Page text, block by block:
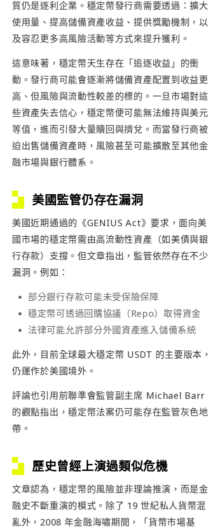
質仍是逐利企業。穩定幣發行商需要透過：擴大
使用量、提高儲備資產收益、提供獎勵機制，以
及容忍更多高風險活動等方式來提升獲利。
這意味著，穩定幣天生存在「追逐收益」的衝
動。發行商可能會逐漸將儲備資產配置到收益更
高、但風險與流動性較差的標的。一旦市場對這
些資產失去信心，穩定幣便可能無法維持與美元
等值，進而引發大量贖回與擠兌。而當發行商被
迫出售儲備資產時，風險甚至可能擴散至其他金
融市場與銀行體系。
美國監管仍存在漏洞
美國近期通過的《GENIUS Act》要求，面向美
國市場的穩定幣需由高流動性資產（如美債與銀
行存款）支撐。但文章指出，監管依然存在不少
漏洞。例如：
部分銀行存款可能未受保險保障
穩定幣可透過回購協議（Repo）取得資金
法律可能允許部分外國資產進入儲備系統
此外，目前全球最大穩定幣 USDT 的主要版本，
仍運作於美國境外。
評論也引用前聯準會監管副主席 Michael Barr
的觀點指出，穩定幣法案仍可能存在監管灰色地
帶。
歷史曾經上演過類似危機
文章認為，穩定幣的風險並非理論推演，而是金
融史不斷重演的模式。除了 19 世紀私人貨幣混
亂外，2008 年金融海嘯期間，「貨幣市場基